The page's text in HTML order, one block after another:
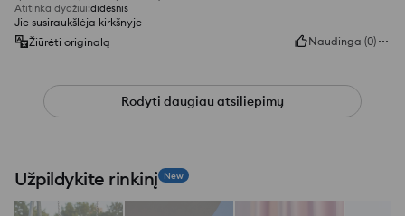
Atitinka dydžiui:didesnis
Jie susiraukšlėja kirkšnyje
Žiūrėti originalą
Naudinga (0)
Rodyti daugiau atsiliepimų
Užpildykite rinkinį New